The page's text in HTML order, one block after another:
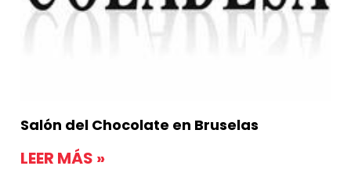
Salón del Chocolate en Bruselas
LEER MÁS »